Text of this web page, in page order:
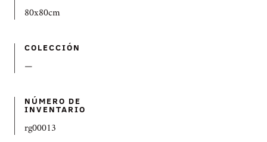
80x80cm
COLECCIÓN
—
NÚMERO DE
INVENTARIO
rg00013